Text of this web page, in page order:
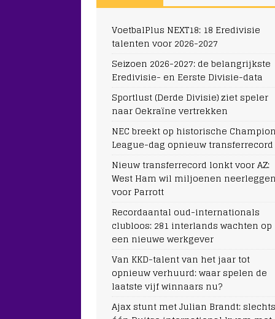
VoetbalPlus NEXT18: 18 Eredivisie
talenten voor 2026-2027
Seizoen 2026-2027: de belangrijkste
Eredivisie- en Eerste Divisie-data
Sportlust (Derde Divisie) ziet speler
naar Oekraïne vertrekken
NEC breekt op historische
League-dag opnieuw transferrecord
Nieuw transferrecord lonkt voor AZ:
West Ham wil miljoenen neerleggen
voor Parrott
Recordaantal oud-internationals
clubloos: 281 interlands wachten op
een nieuwe werkgever
Van KKD-talent van het jaar tot
opnieuw verhuurd: waar spelen de
laatste vijf winnaars nu?
Ajax stunt met Julian Brandt: slechts